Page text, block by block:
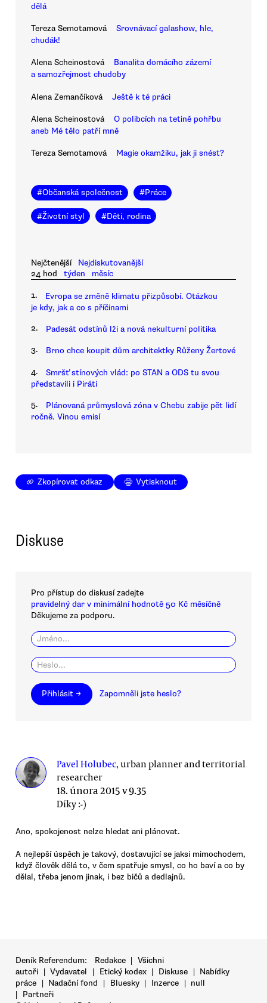
dělá
Tereza Semotamová
Srovnávací galashow, hle,
chudák!
Alena Scheinostová
Banalita domácího zázemí
a samozřejmost chudoby
Alena Zemančíková Ještě k té práci
Alena Scheinostová
O polibcích na tetině pohřbu
aneb Mé tělo patří mně
Tereza Semotamová Magie okamžiku, jak ji snést?
#Občanská společnost #Práce
#Životní styl #Děti, rodina
Nejčtenější
Nejdiskutovanější
24 hod
týden měsíc
1.
Evropa se změně klimatu přizpůsobí. Otázkou
je kdy, jak a co s příčinami
2. Padesát odstínů lži a nová nekulturní politika
3. Brno chce koupit dům architektky Růženy Žertové
4.
Smršť stínových vlád: po STAN a ODS tu svou
představili i Piráti
5.
Plánovaná průmyslová zóna v Chebu zabije pět lidí
ročně. Vinou emisí
Zkopírovat odkaz Vytisknout
Diskuse
Pro přístup do diskusí zadejte
pravidelný dar v minimální hodnotě 50 Kč měsíčně
Děkujeme za podporu.
Přihlásit → Zapomněli jste heslo?
Pavel Holubec, urban planner and territorial
researcher
18. února 2015 v 9.35
Díky :-)
Ano, spokojenost nelze hledat ani plánovat.
A nejlepší úspěch je takový, dostavující se jaksi mimochodem,
když člověk dělá to, v čem spatřuje smysl, co ho baví a co by
dělal, třeba jenom jinak, i bez bičů a dedlajnů.
Deník Referendum: Redakce | Všichni
autoři | Vydavatel | Etický kodex | Diskuse | Nabídky
práce | Nadační fond | Bluesky | Inzerce | null
|
Partneři